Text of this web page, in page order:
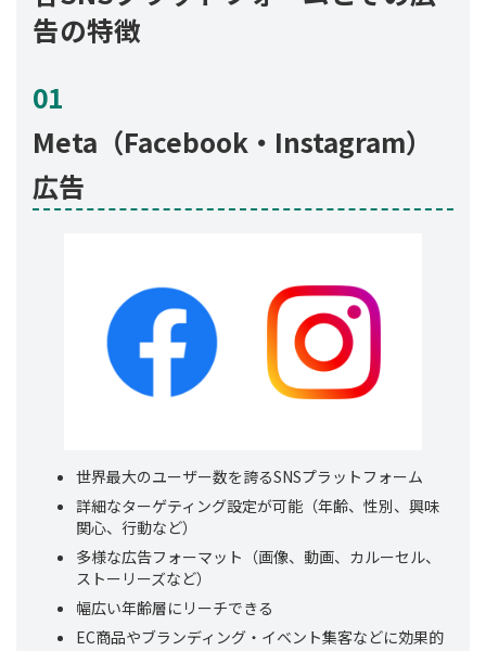
告の特徴
01
Meta（Facebook・Instagram）
広告
世界最大のユーザー数を誇るSNSプラットフォーム
詳細なターゲティング設定が可能（年齢、性別、興味
関心、行動など）
多様な広告フォーマット（画像、動画、カルーセル、
ストーリーズなど）
幅広い年齢層にリーチできる
EC商品やブランディング・イベント集客などに効果的